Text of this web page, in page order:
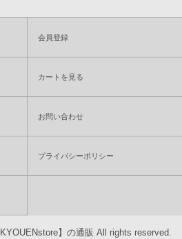
会員登録
カートを見る
お問い合わせ
プライバシーポリシー
】の通販 All rights reserved.